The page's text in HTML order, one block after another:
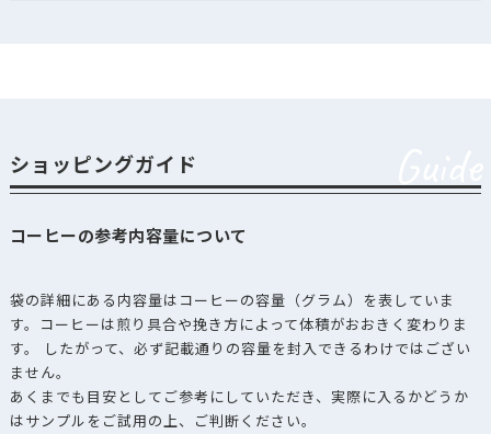
ショッピングガイド
コーヒーの参考内容量について
袋の詳細にある内容量はコーヒーの容量（グラム）を表していま
す。コーヒーは煎り具合や挽き方によって体積がおおきく変わりま
す。 したがって、必ず記載通りの容量を封入できるわけではござい
ません。
あくまでも目安としてご参考にしていただき、実際に入るかどうか
はサンプルをご試用の上、ご判断ください。